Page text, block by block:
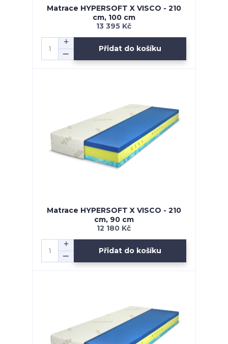
Matrace HYPERSOFT X VISCO - 210
cm, 100 cm
13 395 Kč
Přidat do košíku
Matrace HYPERSOFT X VISCO - 210
cm, 90 cm
12 180 Kč
Přidat do košíku